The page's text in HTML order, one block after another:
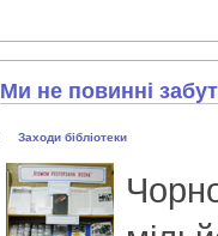
Ми не повинні
Заходи бібліотеки